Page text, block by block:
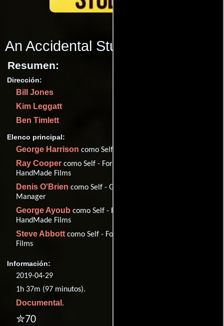
An Accidental Studio
Resumen:
Dirección:
Bill Jones
Kim Leggatt
Ben Timlett
Elenco principal:
George Harrison como Self - The Beatles
Ray Cooper como Self - Former Head of Production
HandMade Films
Denis O'Brien como Self - George Harrison's Business
Manager
George Ayoub como Self - Former International Sales
HandMade Films
Steve Abbottcomo Self - Former Accountant HandMade
Films
Información:
2019-04-29
1h 37m (97 minutos).
Documental .
✮70